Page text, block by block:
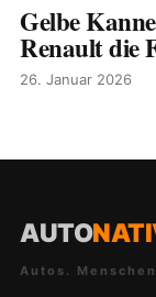
Gelbe
Renault die
26. Januar 2026
AUTO
Autos.